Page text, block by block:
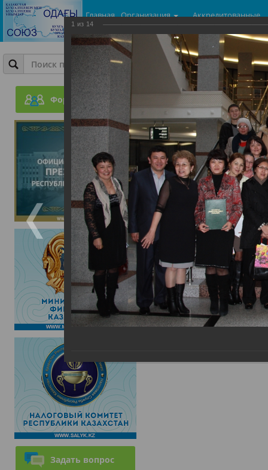
Главная Организация
Аккредитованные
центры
Форум
Задать вопрос
Фотогалерея
День Бухгалтера
1 из 14